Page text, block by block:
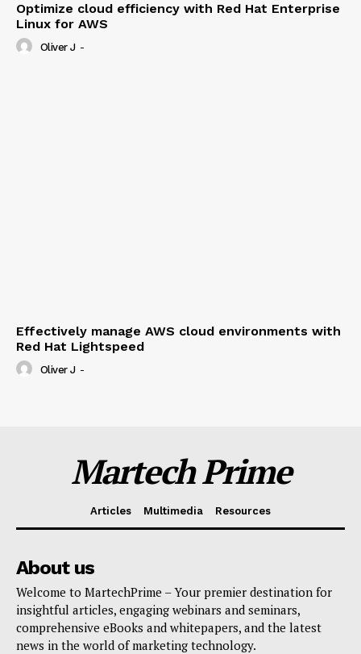
Optimize cloud efficiency with Red Hat Enterprise
Linux for AWS
Oliver J -
Effectively manage AWS cloud environments with
Red Hat Lightspeed
Oliver J -
Martech Prime
Articles Multimedia Resources
About us
Welcome to MartechPrime – Your premier destination for
insightful articles, engaging webinars and seminars,
comprehensive eBooks and whitepapers, and the latest
news in the world of marketing technology.